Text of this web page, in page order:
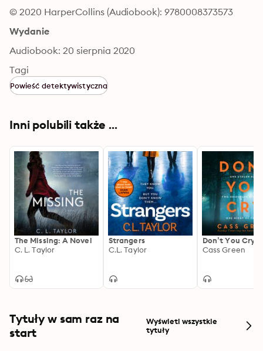
© 2020 HarperCollins (Audiobook): 9780008373573
Wydanie
Audiobook: 20 sierpnia 2020
Tagi
Powieść detektywistyczna
Inni polubili także ...
The Missing: A Novel
C. L. Taylor
Strangers
C.L. Taylor
Don’t You Cry
Cass Green
Tytuły w sam raz na
start
Wyświetl wszystkie
tytuły